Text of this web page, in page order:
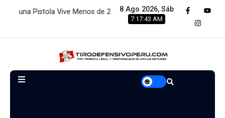
Menos de 2 Minutos:… Estamos renovando servidores
8 Ago 2026, Sáb
7:17:44 AM